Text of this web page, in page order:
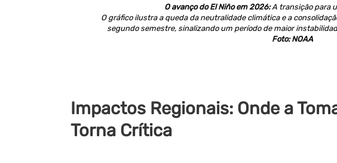
O avanço do El Niño em 2026:A transição para
O gráfico ilustra a queda da neutralidade climática e a
segundo semestre, sinalizando um período de maior
Foto: NOAA
Impactos Regionais: Onde a
Torna Crítica